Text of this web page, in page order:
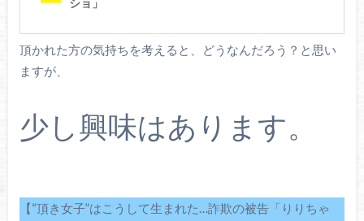
頂かれた方の気持ちを考えると、どうなんだろう？と思い
ますが、
少し興味はあります。
【“頂き女子”はこうして生まれた…詐欺の被告「りりちゃ